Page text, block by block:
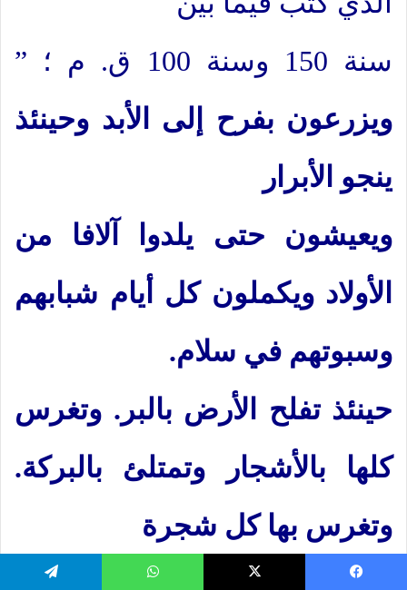
سنة 150 وسنة 100 ق. م ؛ ”
ويزرعون بفرح إلى الأبد وحينئذ
ينجو الأبرار
ويعيشون حتى يلدوا آلافا من
الأولاد ويكملون كل أيام شبابهم
وسبوتهم في سلام.
حينئذ تفلح الأرض بالبر. وتغرس
كلها بالأشجار وتمتلئ بالبركة.
وتغرس بها كل شجرة